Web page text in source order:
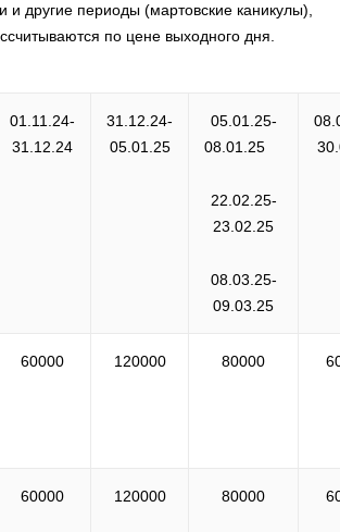
и другие периоды (мартовские каникулы),
по цене выходного дня.
01.11.24-
31.12.24
31.12.24-
05.01.25
05.01.25-
08.01.25
22.02.25-
23.02.25
08.03.25-
09.03.25
60000 120000 80000
60000 120000 80000